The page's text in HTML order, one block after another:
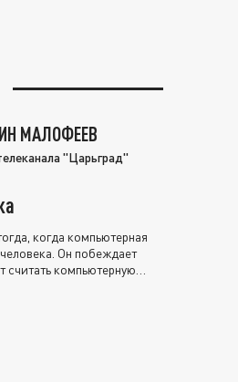
МАЛОФЕЕВ
"Царьград"
когда компьютерная
Он побеждает
считать компьютерную